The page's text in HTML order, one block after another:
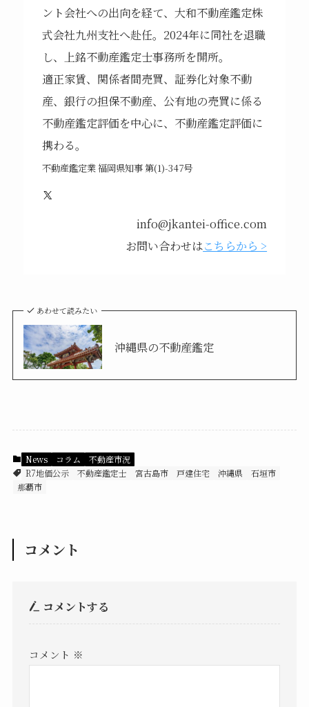
ント会社への出向を経て、大和不動産鑑定株
式会社九州支社へ赴任。2024年に同社を退職
し、上銘不動産鑑定士事務所を開所。
適正家賃、関係者間売買、証券化対象不動
産、銀行の担保不動産、公有地の売買に係る
不動産鑑定評価を中心に、不動産鑑定評価に
携わる。
不動産鑑定業 福岡県知事 第(1)-347号
X
info@jkantei-office.com
お問い合わせはこちらから >
あわせて読みたい
沖縄県の不動産鑑定
News コラム
不動産市況
R7地価公示
不動産鑑定士 宮古島市 戸建住宅 沖縄県
石垣市
那覇市
コメント
コメントする
コメント ※